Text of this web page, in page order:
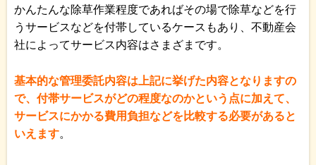
かんたんな除草作業程度であればその場で除草などを行
うサービスなどを付帯しているケースもあり、不動産会
社によってサービス内容はさまざまです。
基本的な管理委託内容は上記に挙げた内容となりますの
で、付帯サービスがどの程度なのかという点に加えて、
サービスにかかる費用負担などを比較する必要があると
いえます。